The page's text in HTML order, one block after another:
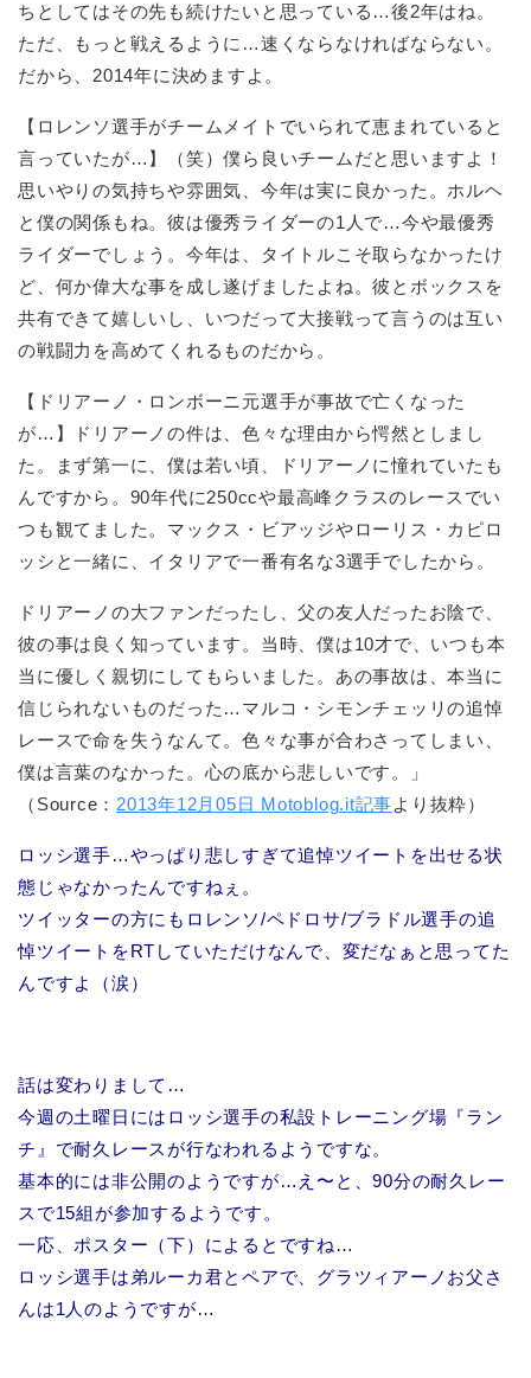
ちとしてはその先も続けたいと思っている…後2年はね。
ただ、もっと戦えるように…速くならなければならない。
だから、2014年に決めますよ。
【ロレンソ選手がチームメイトでいられて恵まれていると
言っていたが…】（笑）僕ら良いチームだと思いますよ！
思いやりの気持ちや雰囲気、今年は実に良かった。ホルヘ
と僕の関係もね。彼は優秀ライダーの1人で…今や最優秀
ライダーでしょう。今年は、タイトルこそ取らなかったけ
ど、何か偉大な事を成し遂げましたよね。彼とボックスを
共有できて嬉しいし、いつだって大接戦って言うのは互い
の戦闘力を高めてくれるものだから。
【ドリアーノ・ロンボーニ元選手が事故で亡くなった
が…】ドリアーノの件は、色々な理由から愕然としまし
た。まず第一に、僕は若い頃、ドリアーノに憧れていたも
んですから。90年代に250ccや最高峰クラスのレースでい
つも観てました。マックス・ビアッジやローリス・カピロ
ッシと一緒に、イタリアで一番有名な3選手でしたから。
ドリアーノの大ファンだったし、父の友人だったお陰で、
彼の事は良く知っています。当時、僕は10才で、いつも本
当に優しく親切にしてもらいました。あの事故は、本当に
信じられないものだった…マルコ・シモンチェッリの追悼
レースで命を失うなんて。色々な事が合わさってしまい、
僕は言葉のなかった。心の底から悲しいです。」
（Source： 2013年12月05日 Motoblog.it記事より抜粋）
ロッシ選手…やっぱり悲しすぎて追悼ツイートを出せる状
態じゃなかったんですねぇ。
ツイッターの方にもロレンソ/ペドロサ/ブラドル選手の追
悼ツイートをRTしていただけなんで、変だなぁと思ってた
んですよ（涙）
話は変わりまして…
今週の土曜日にはロッシ選手の私設トレーニング場『ラン
チ』で耐久レースが行なわれるようですな。
基本的には非公開のようですが…え〜と、90分の耐久レー
スで15組が参加するようです。
一応、ポスター（下）によるとですね…
ロッシ選手は弟ルーカ君とペアで、グラツィアーノお父さ
んは1人のようですが…